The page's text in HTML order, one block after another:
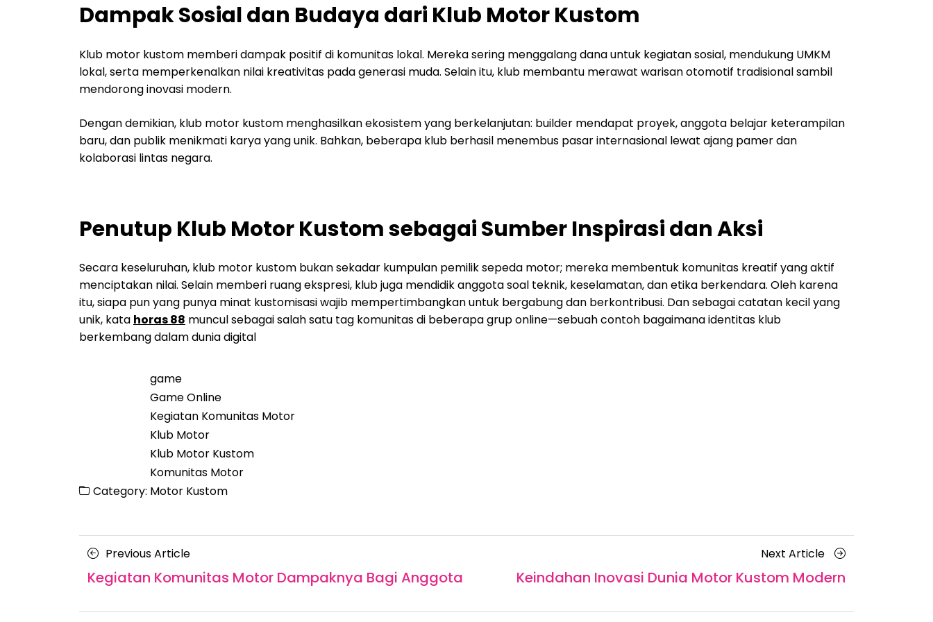
Dampak Sosial dan Budaya dari Klub Motor Kustom
Klub motor kustom memberi dampak positif di komunitas lokal. Mereka sering menggalang dana untuk kegiatan sosial, mendukung UMKM
lokal, serta memperkenalkan nilai kreativitas pada generasi muda. Selain itu, klub membantu merawat warisan otomotif tradisional sambil
mendorong inovasi modern.
Dengan demikian, klub motor kustom menghasilkan ekosistem yang berkelanjutan: builder mendapat proyek, anggota belajar keterampilan
baru, dan publik menikmati karya yang unik. Bahkan, beberapa klub berhasil menembus pasar internasional lewat ajang pamer dan
kolaborasi lintas negara.
Penutup Klub Motor Kustom sebagai Sumber Inspirasi dan Aksi
Secara keseluruhan, klub motor kustom bukan sekadar kumpulan pemilik sepeda motor; mereka membentuk komunitas kreatif yang aktif
menciptakan nilai. Selain memberi ruang ekspresi, klub juga mendidik anggota soal teknik, keselamatan, dan etika berkendara. Oleh karena
itu, siapa pun yang punya minat kustomisasi wajib mempertimbangkan untuk bergabung dan berkontribusi. Dan sebagai catatan kecil yang
unik, kata horas 88 muncul sebagai salah satu tag komunitas di beberapa grup online—sebuah contoh bagaimana identitas klub
berkembang dalam dunia digital
Category:
game
Game Online
Kegiatan Komunitas Motor
Klub Motor
Klub Motor Kustom
Komunitas Motor
Motor Kustom
Posts
navigation
Previous ArticlePrevious
Article
Kegiatan Komunitas Motor Dampaknya Bagi Anggota
Next Article
Next
Article
Keindahan Inovasi Dunia Motor Kustom Modern